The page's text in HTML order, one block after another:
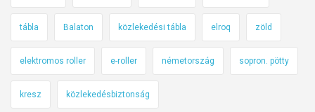
tábla Balaton közlekedési tábla elroq zöld
elektromos roller e-roller németország sopron. pötty
kresz közlekedésbiztonság